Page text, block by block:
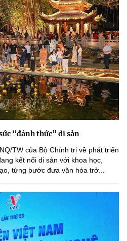
“đánh thức” di sản
TW của Bộ Chính trị về phát triển
kết nối di sản với khoa học,
từng bước đưa văn hóa trở...